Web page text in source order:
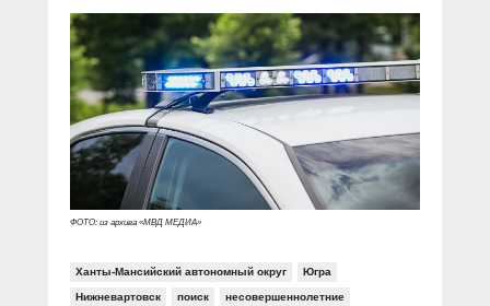
Социальные ролики
Документальные фильмы
В знании сила
Специальный репортаж
КиберПОСТОВОЙ
Газета «Щит и меч»
Журнал «Полиция России»
О ПОРТАЛЕ
Контакты
Вакансии
ФОТО: из архива «МВД МЕДИА»
Ханты-Мансийский автономный округ Югра
Нижневартовск поиск несовершеннолетние